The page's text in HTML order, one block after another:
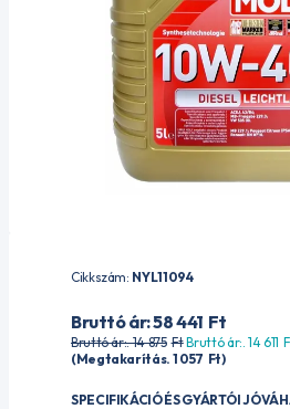
Cikkszám: NYL11094
Bruttó ár: 58 441 Ft
Bruttó ár:. 14 875 FtBruttó ár:. 14 611
(Megtakarítás. 1 057 Ft)
SPECIFIKÁCIÓ ÉS GYÁRTÓI